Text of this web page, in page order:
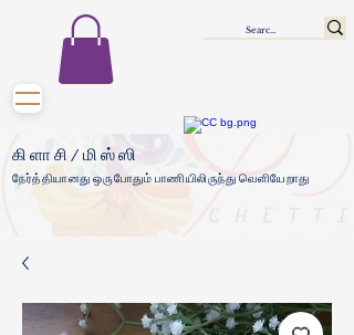
கிளாசி/மிஸ்ஸி
நேர்த்தியானது ஒருபோதும் பாணியிலிருந்து வெளியேறாது